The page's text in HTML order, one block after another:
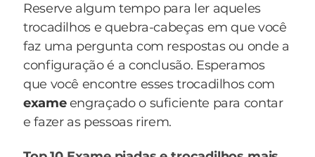
Reserve algum tempo para ler aqueles
trocadilhos e quebra-cabeças em que você
faz uma pergunta com respostas ou onde a
configuração é a conclusão. Esperamos
que você encontre esses trocadilhos com
exameengraçado o suficiente para contar
e fazer as pessoas rirem.